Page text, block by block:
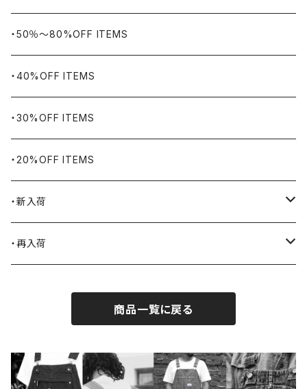
WORKERS BIGDAY
BHADUR
Bills KHAKIS
BLUCO
Blundstone
BLACK JACK BOOTS
BY ROBERT JAMES
CAMBER
リング
ネックレス・ペンダント
ピンズ・ブローチ
腕時計
ヴィンテージ
アウトドア用品
ナバホラグ・ビンテージラグ
ブランケット
食品
ライター
エプロン
・50％〜80%OFF ITEMS
・40%OFF ITEMS
・30%OFF ITEMS
・20%OFF ITEMS
・新入荷
2026.7.31
2026.7.6
・再入荷
2026.7.30
商品一覧に戻る